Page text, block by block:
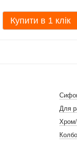
Купити в 1 клік
Для
Хром/